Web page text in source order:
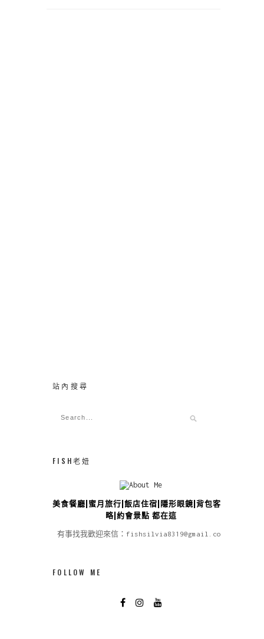
站內搜尋
FISH老妞
美食餐廳|蜜月旅行|飯店住宿|隱形眼鏡|背包客攻
略|約會景點 都在這
有事找我歡迎來信：fishsilvia8319@gmail.com
FOLLOW ME